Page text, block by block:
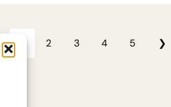
2 3 4 5 ❯